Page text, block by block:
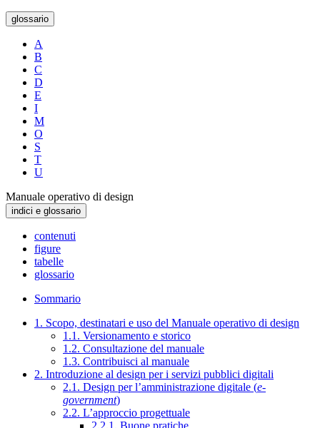
glossario
A
B
C
D
E
I
M
O
S
T
U
Manuale operativo di design
indici e glossario
contenuti
figure
tabelle
glossario
Sommario
1. Scopo, destinatari e uso del Manuale operativo di design
1.1. Versionamento e storico
1.2. Consultazione del manuale
1.3. Contribuisci al manuale
2. Introduzione al design per i servizi pubblici digitali
2.1. Design per l’amministrazione digitale (e-
government)
2.2. L’approccio progettuale
2.2.1. Buone pratiche